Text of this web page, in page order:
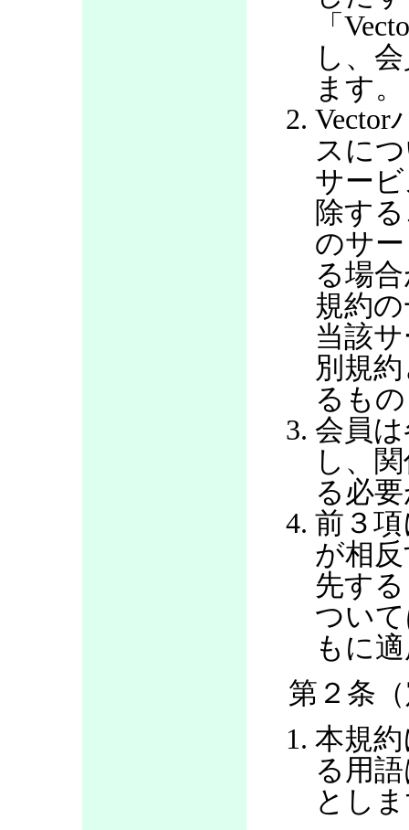
「
し、
ます。
Vector
スに
サー
除す
のサ
る場
規約
当該
別規
るも
会員
し、
る必
前３
が相
先す
つい
もに
第２条
本規
る用
とし